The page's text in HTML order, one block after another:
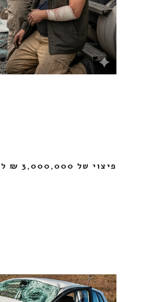
פיצוי של 3,000,000 ₪ לנפגע בתאונת דרכים קשה